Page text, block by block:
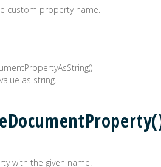
custom property name.
as string.
with the given name.